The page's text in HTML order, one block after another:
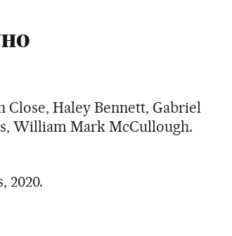
Haley Bennett, Gabriel
William Mark McCullough.
2020.